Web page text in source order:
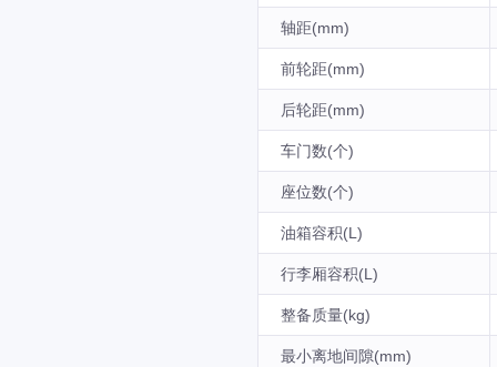
轴距(mm)
前轮距(mm)
后轮距(mm)
车门数(个)
座位数(个)
油箱容积(L)
行李厢容积(L)
整备质量(kg)
最小离地间隙(mm)